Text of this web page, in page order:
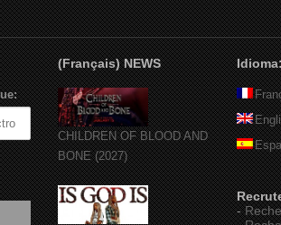
(Français) NEWS
CHILDREN OF BLOOD AND
BONE (2027)
-